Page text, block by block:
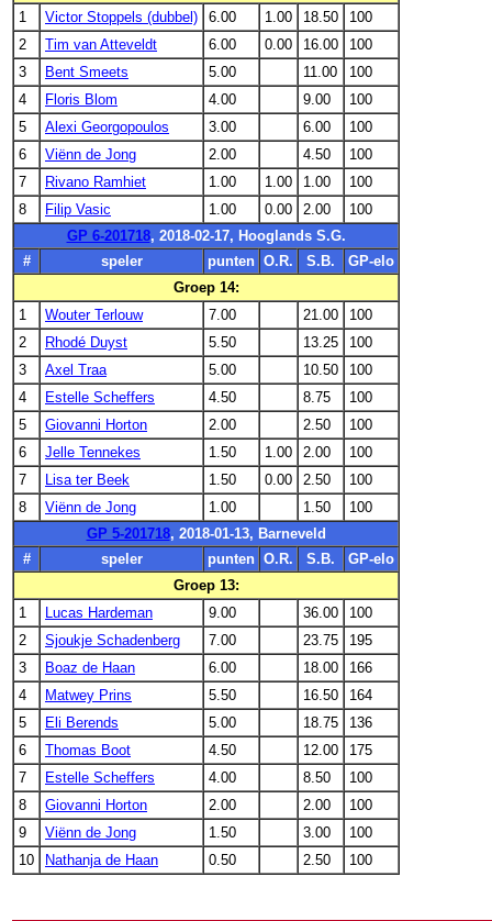
1
Victor Stoppels (dubbel) 6.00 1.00 18.50
100
2
Tim van Atteveldt 6.00 0.00 16.00
100
3
Bent Smeets 5.00 11.00
100
4
Floris Blom 4.00 9.00
100
5
Alexi Georgopoulos 3.00 6.00
100
6
Viënn de Jong 2.00 4.50
100
7
Rivano Ramhiet 1.00 1.00 1.00
100
8
Filip Vasic 1.00 0.00 2.00
100
GP 6-201718, 2018-02-17, Hooglands S.G.
#
speler punten O.R. S.B.
GP-elo
Groep 14:
1
Wouter Terlouw 7.00 21.00
100
2
Rhodé Duyst 5.50 13.25
100
3
Axel Traa 5.00 10.50
100
4
Estelle Scheffers 4.50 8.75
100
5
Giovanni Horton 2.00 2.50
100
6
Jelle Tennekes 1.50 1.00 2.00
100
7
Lisa ter Beek 1.50 0.00 2.50
100
8
Viënn de Jong 1.00 1.50
100
GP 5-201718, 2018-01-13, Barneveld
#
speler punten O.R. S.B.
GP-elo
Groep 13:
1
Lucas Hardeman 9.00 36.00
100
2
Sjoukje Schadenberg 7.00 23.75
195
3
Boaz de Haan 6.00 18.00
166
4
Matwey Prins 5.50 16.50
164
5
Eli Berends 5.00 18.75
136
6
Thomas Boot 4.50 12.00
175
7
Estelle Scheffers 4.00 8.50
100
8
Giovanni Horton 2.00 2.00
100
9
Viënn de Jong 1.50 3.00
100
10
Nathanja de Haan 0.50 2.50 100